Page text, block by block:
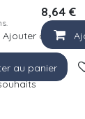
Ajouter à la liste
au panier
8,64€